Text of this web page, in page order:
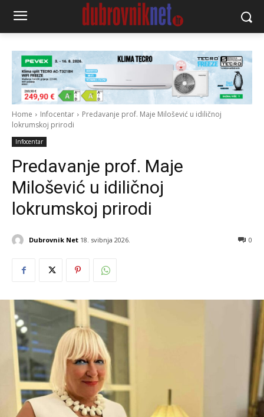
Home Infocentar
Predavanje prof. Maje Milošević u idiličnoj
lokrumskoj prirodi
Infocentar
Predavanje prof. Maje
Milošević u idiličnoj
lokrumskoj prirodi
Dubrovnik Net 18. svibnja 2026. 0